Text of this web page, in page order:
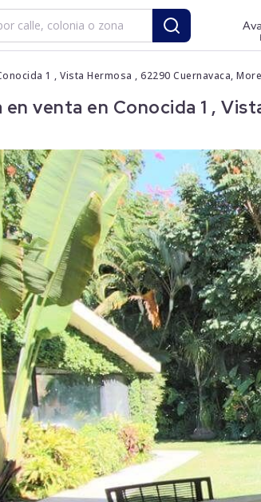
1 , Vista Hermosa , 62290 Cuernavaca,
en venta en Conocida 1 ,